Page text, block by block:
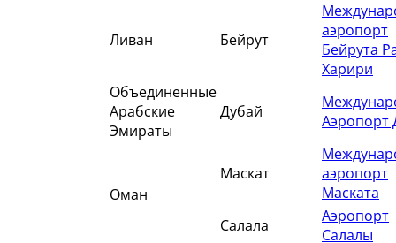
Ливан Бейрут
аэропорт
Бейрута
Харири
Объединенные
Арабские
Эмираты
Дубай
Аэропорт
Оман
Маскат
аэропорт
Маската
Салала
Аэропорт
Салалы